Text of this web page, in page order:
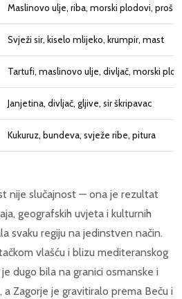
Maslinovo ulje, riba, morski plodovi,
Svježi sir, kiselo mlijeko, krumpir, mast
Tartufi, maslinovo ulje, divljač, morski
Janjetina, divljač, gljive, sir škripavac
Kukuruz, bundeva, svježe ribe, pitura
nije slučajnost — ona je rezultat
geografskih uvjeta i kulturnih
svaku regiju na jedinstven način.
vlašću i blizu mediteranskog
dugo bila na granici osmanske i
Zagorje je gravitiralo prema Beču i